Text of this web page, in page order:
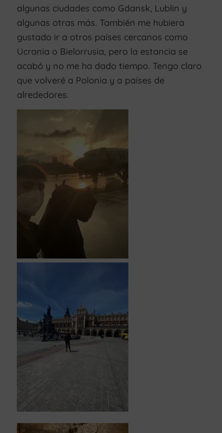
algunas ciudades como Gdansk, Lublin y
algunas otras más. También me hubiera
gustado ir a otros países cercanos como
Ucrania o Bielorrusia, pero la estancia se
acabó y no me ha dado tiempo. Tengo claro
que volveré a Polonia y a países de
alrededores.